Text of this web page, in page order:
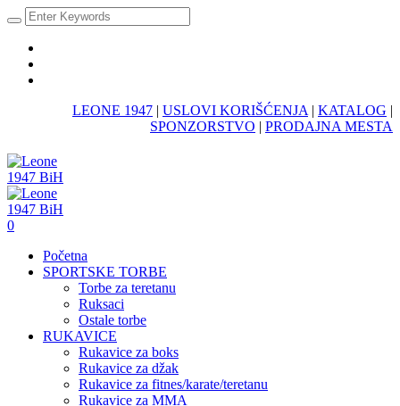
LEONE 1947 | USLOVI KORIŠĆENJA | KATALOG |
SPONZORSTVO | PRODAJNA MESTA
0
Početna
SPORTSKE TORBE
Torbe za teretanu
Ruksaci
Ostale torbe
RUKAVICE
Rukavice za boks
Rukavice za džak
Rukavice za fitnes/karate/teretanu
Rukavice za MMA